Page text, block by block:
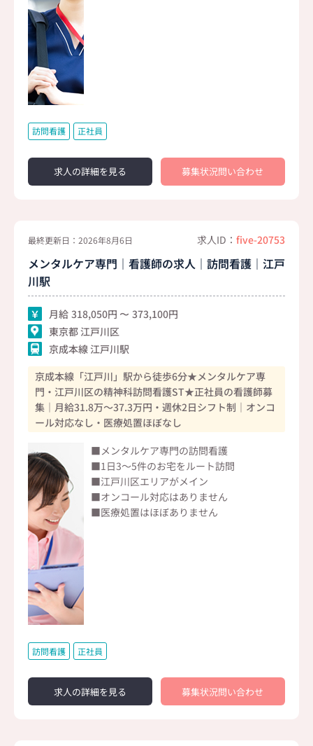
訪問看護 正社員
求人の詳細を見る 募集状況問い合わせ
最終更新日：2026年8月6日 求人ID： five-20753
メンタルケア専門｜看護師の求人｜訪問看護｜江戸
川駅
月給 318,050
373,100
東京都 江戸川区
京成本線 江戸川駅
京成本線「江戸川」駅から徒歩6分★メンタルケア専
門・江戸川区の精神科訪問看護ST★正社員の看護師募
集｜月給31.8万～37.3万円・週休2日シフト制｜オンコ
ール対応なし・医療処置ほぼなし
■メンタルケア専門の訪問看護
■1日3～5件のお宅をルート訪問
■江戸川区エリアがメイン
■オンコール対応はありません
■医療処置はほぼありません
訪問看護 正社員
求人の詳細を見る 募集状況問い合わせ